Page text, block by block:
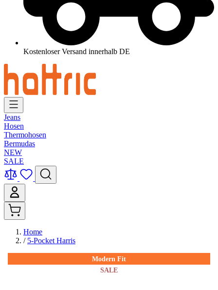
Kostenloser Versand innerhalb DE
Jeans
Hosen
Thermohosen
Bermudas
NEW
SALE
Home
/ 5-Pocket Harris
Modern Fit
SALE